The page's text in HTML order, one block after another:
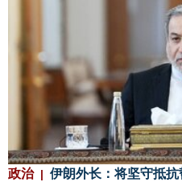
政治
伊朗外长：将坚守抵